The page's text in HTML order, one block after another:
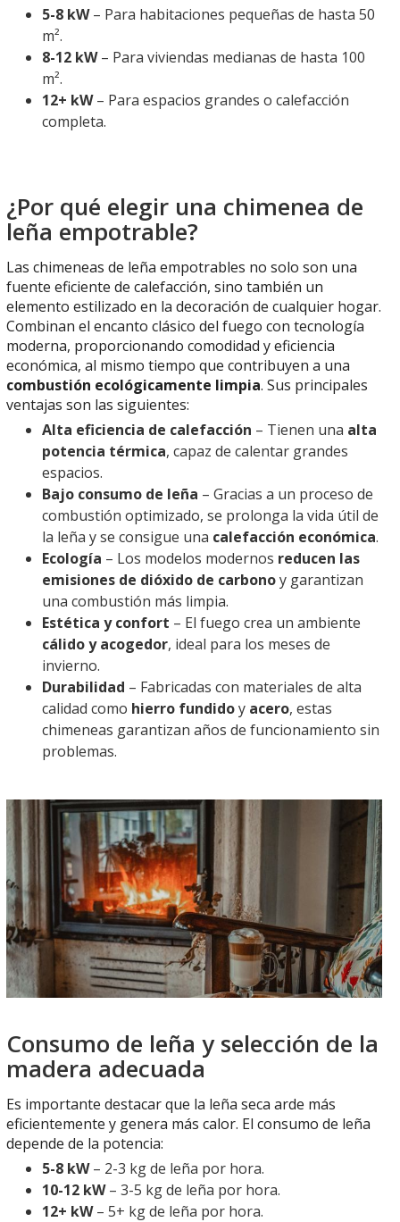
5-8 kW– Para habitaciones pequeñas de hasta 50
m².
8-12 kW– Para viviendas medianas de hasta 100
m².
12+ kW– Para espacios grandes o calefacción
completa.
¿Por qué elegir una chimenea de
leña empotrable?
Las chimeneas de leña empotrables no solo son una
fuente eficiente de calefacción, sino también un
elemento estilizado en la decoración de cualquier hogar.
Combinan el encanto clásico del fuego con tecnología
moderna, proporcionando comodidad y eficiencia
económica, al mismo tiempo que contribuyen a una
combustión ecológicamente limpia. Sus principales
ventajas son las siguientes:
Alta eficiencia de calefacción – Tienen una alta
potencia térmica, capaz de calentar grandes
espacios.
Bajo consumo de leña – Gracias a un proceso de
combustión optimizado, se prolonga la vida útil de
la leña y se consigue una calefacción económica.
Ecología – Los modelos modernos reducen las
emisiones de dióxido de carbonoy garantizan
una combustión más limpia.
Estética y confort – El fuego crea un ambiente
cálido y acogedor, ideal para los meses de
invierno.
Durabilidad – Fabricadas con materiales de alta
calidad como hierro fundidoy acero, estas
chimeneas garantizan años de funcionamiento sin
problemas.
Consumo de leña y selección de la
madera adecuada
Es importante destacar que la leña seca arde más
eficientemente y genera más calor. El consumo de leña
depende de la potencia:
5-8 kW– 2-3 kg de leña por hora.
10-12 kW– 3-5 kg de leña por hora.
12+ kW– 5+ kg de leña por hora.